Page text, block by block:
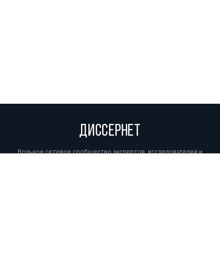
ДИССЕРНЕТ
Вольное сетевое сообщество экспертов, исследователей и